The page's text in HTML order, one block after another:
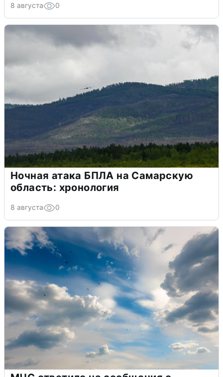
8 августа 0
Ночная атака БПЛА на Самарскую
область: хронология
8 августа 0